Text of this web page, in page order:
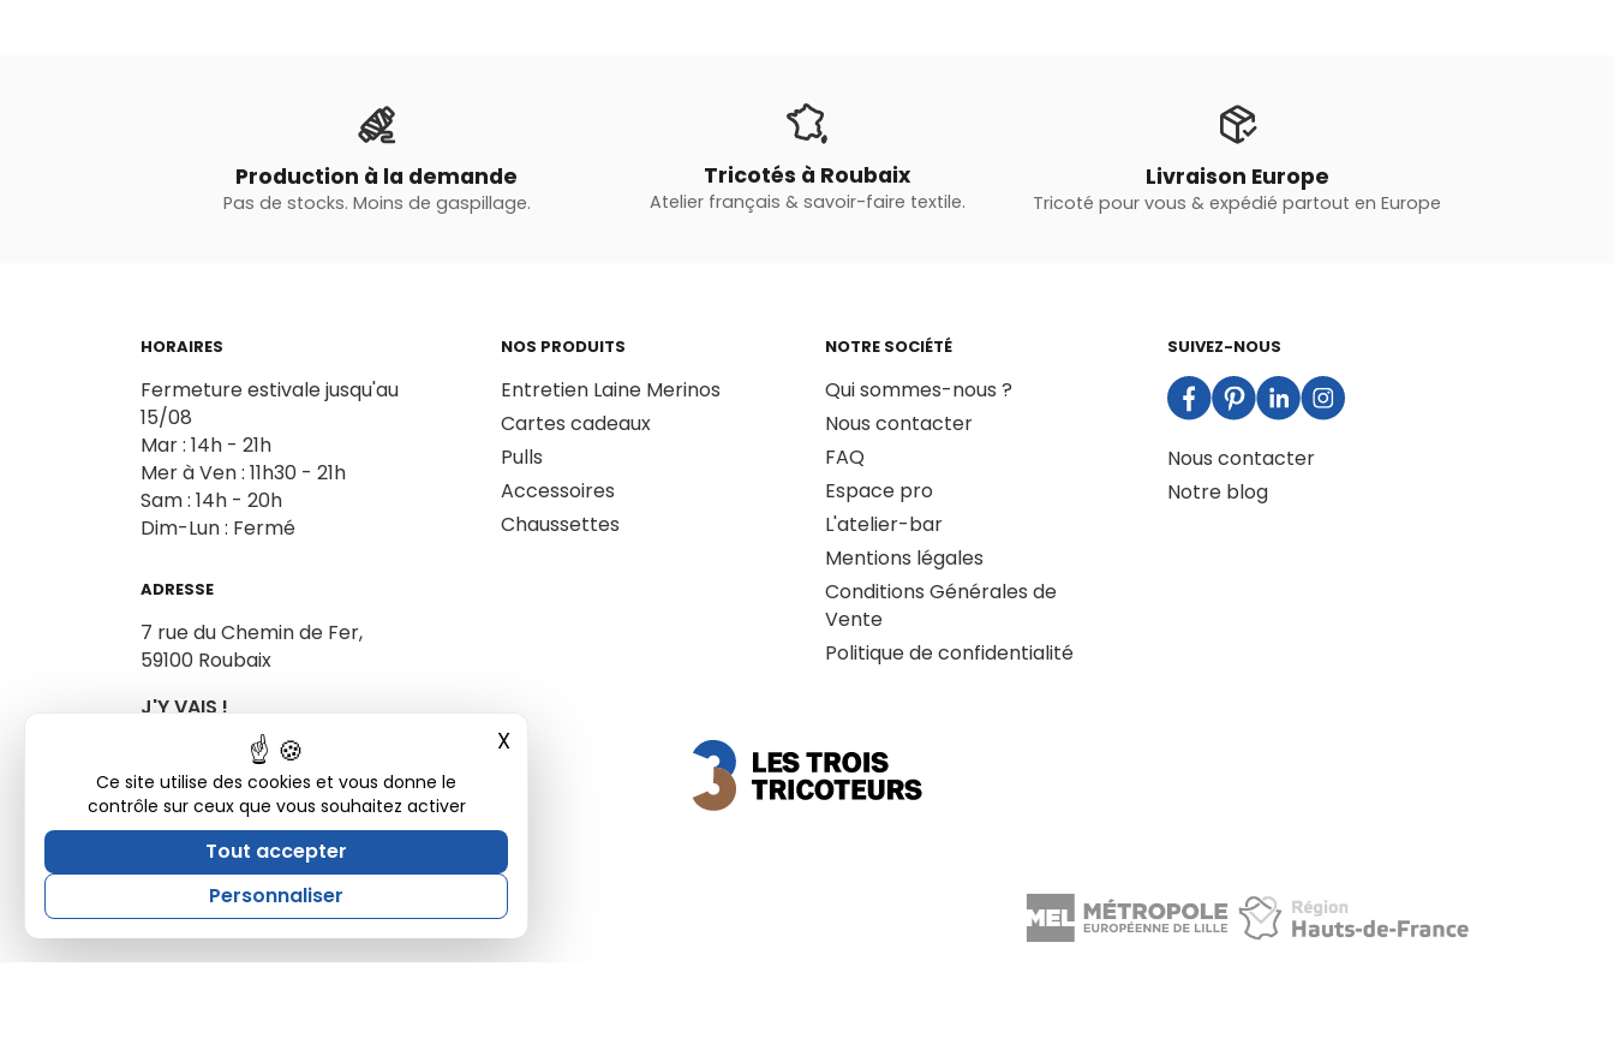
Ce site utilise des cookies et vous donne le
contrôle sur ceux que vous souhaitez activer
Tout accepter
Personnaliser
X
Masquer le bandeau des cookies
Production à la demande
Pas de stocks. Moins de gaspillage.
Tricotés à Roubaix
Atelier français & savoir-faire textile.
Livraison Europe
Tricoté pour vous & expédié partout en Europe
HORAIRES
Fermeture estivale jusqu'au
15/08
Mar : 14h - 21h
Mer à Ven : 11h30 - 21h
Sam : 14h - 20h
Dim-Lun : Fermé
ADRESSE
7 rue du Chemin de Fer,
59100 Roubaix
J'Y VAIS !
NOS PRODUITS
Entretien Laine Merinos
Cartes cadeaux
Pulls
Accessoires
Chaussettes
NOTRE SOCIÉTÉ
Qui sommes-nous ?
Nous contacter
FAQ
Espace pro
L'atelier-bar
Mentions légales
Conditions Générales de
Vente
Politique de confidentialité
SUIVEZ-NOUS
Nous contacter
Notre blog
Site développé par Ukkotaz